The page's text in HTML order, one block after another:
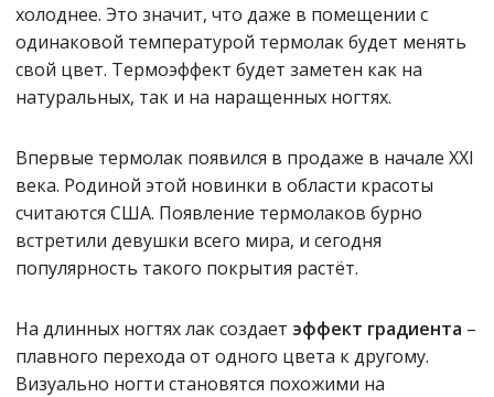
холоднее. Это значит, что даже в помещении с
одинаковой температурой термолак будет менять
свой цвет. Термоэффект будет заметен как на
натуральных, так и на наращенных ногтях.
Впервые термолак появился в продаже в начале XXI
века. Родиной этой новинки в области красоты
считаются США. Появление термолаков бурно
встретили девушки всего мира, и сегодня
популярность такого покрытия растёт.
На длинных ногтях лак создает эффект градиента –
плавного перехода от одного цвета к другому.
Визуально ногти становятся похожими на